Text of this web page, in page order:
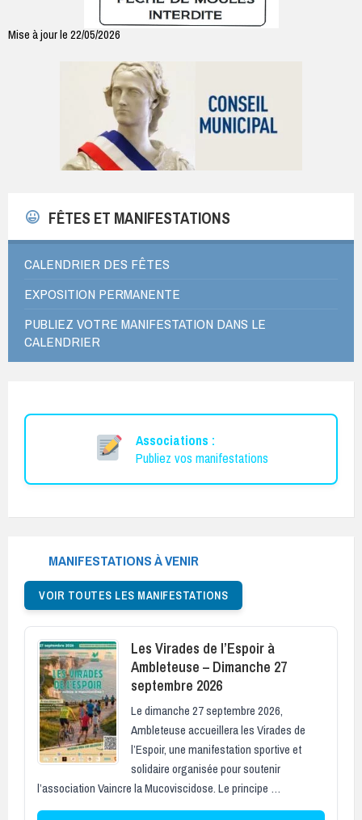
Mise à jour le 22/05/2026
FÊTES ET MANIFESTATIONS
CALENDRIER DES FÊTES
EXPOSITION PERMANENTE
PUBLIEZ VOTRE MANIFESTATION DANS LE
CALENDRIER
Associations :
Publiez vos manifestations
MANIFESTATIONS À VENIR
VOIR TOUTES LES MANIFESTATIONS
Les Virades de l’Espoir à
Ambleteuse – Dimanche 27
septembre 2026
Le dimanche 27 septembre 2026,
Ambleteuse accueillera les Virades de
l’Espoir, une manifestation sportive et
solidaire organisée pour soutenir
l’association Vaincre la Mucoviscidose. Le principe …